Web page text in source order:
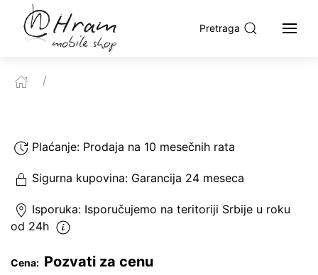
Pretraga
Plaćanje: Prodaja na 10 mesečnih rata
Sigurna kupovina: Garancija 24 meseca
Isporuka: Isporučujemo na teritoriji Srbije u roku
od 24h
Cena: Pozvati za cenu